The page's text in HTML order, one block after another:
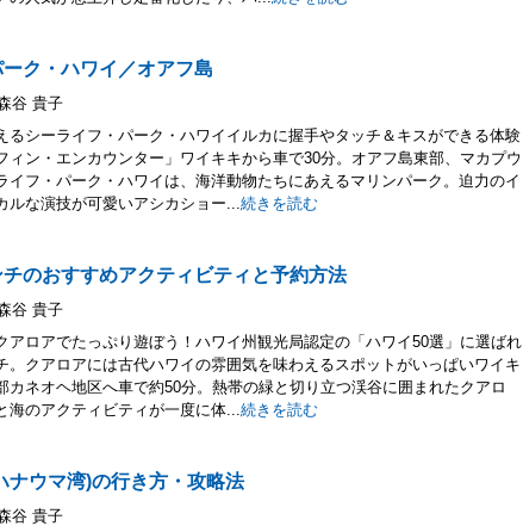
ク・ハワイ／オアフ島
谷 貴子
るシーライフ・パーク・ハワイイルカに握手やタッチ＆キスができる体験
ィン・エンカウンター」ワイキキから車で30分。オアフ島東部、マカプウ
イフ・パーク・ハワイは、海洋動物たちにあえるマリンパーク。迫力のイ
ルな演技が可愛いアシカショー...続きを読む
のおすすめアクティビティと予約方法
谷 貴子
アロアでたっぷり遊ぼう！ハワイ州観光局認定の「ハワイ50選」に選ばれ
。クアロアには古代ハワイの雰囲気を味わえるスポットがいっぱいワイキ
カネオヘ地区へ車で約50分。熱帯の緑と切り立つ渓谷に囲まれたクアロ
海のアクティビティが一度に体...続きを読む
ナウマ湾)の行き方・攻略法
谷 貴子